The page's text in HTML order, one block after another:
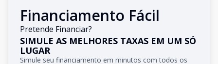
Financiamento Fácil
Pretende Financiar?
SIMULE AS MELHORES TAXAS EM UM SÓ
LUGAR
Simule seu financiamento em minutos com todos os